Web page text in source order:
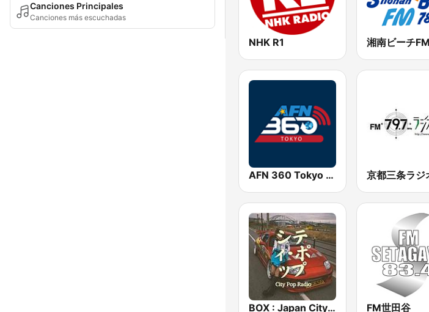
Canciones Principales
Canciones más escuchadas
NHK R1
AFN 360 Tokyo (Japan Only)
BOX : Japan City Pop -日本のシティポップ FM世田谷